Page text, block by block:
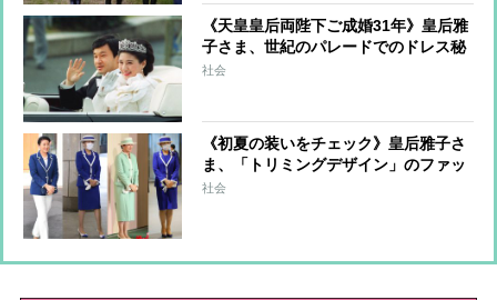
《天皇皇后両陛下ご成婚31年》皇后雅
子さま、世紀のパレードでのドレス秘
話 森英恵さんが明かしていた仮縫い
社会
《初夏の装いをチェック》皇后雅子さ
ま、「トリミングデザイン」のファッ
ションから”涼しげ見え”のコツを探る
社会